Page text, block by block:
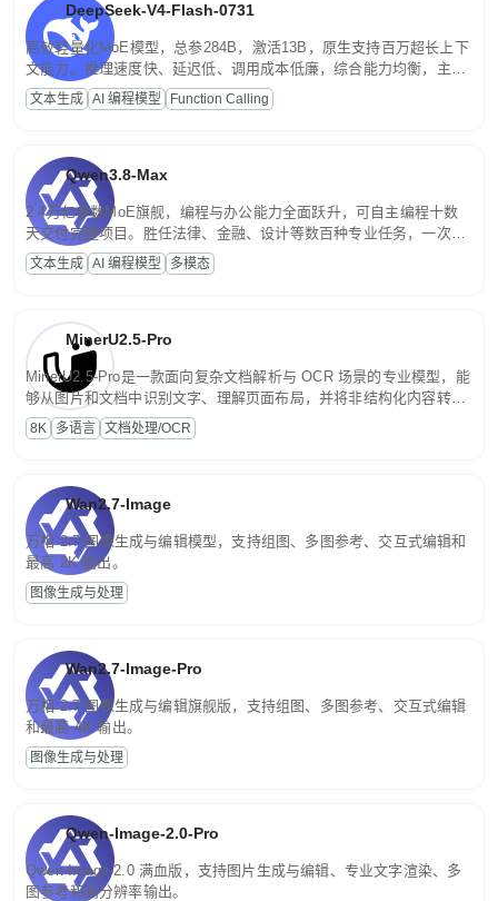
DeepSeek-V4-Flash-0731
高效轻量化MoE模型，总参284B，激活13B，原生支持百万超长上下
文能力。推理速度快、延迟低、调用成本低廉，综合能力均衡，主打
高并发、轻量化任务，适合日常对话、内容创作、基础 RAG、批量
文案处理等普惠刚需场景。
文本生成 AI 编程模型 Function Calling
Qwen3.8-Max
2.4万亿参数MoE旗舰，编程与办公能力全面跃升，可自主编程十数
天交付完整项目。胜任法律、金融、设计等数百种专业任务，一次对
话端到端交付生产级成果。原生视觉理解贯穿规划、执行与验证全流
程，支持超长文档与长视频的深度语义解析。长程任务中自主规划与
文本生成 AI 编程模型 多模态
MinerU2.5-Pro
MinerU2.5-Pro是一款面向复杂文档解析与 OCR 场景的专业模型，能
够从图片和文档中识别文字、理解页面布局，并将非结构化内容转换
为便于存储、检索和二次处理的结构化结果。
8K 多语言 文档处理/OCR
Wan2.7-Image
万相 2.7 图像生成与编辑模型，支持组图、多图参考、交互式编辑和
最高 2K 输出。
图像生成与处理
Wan2.7-Image-Pro
万相 2.7 图像生成与编辑旗舰版，支持组图、多图参考、交互式编辑
和最高 4K 输出。
图像生成与处理
Qwen-Image-2.0-Pro
Qwen-Image-2.0 满血版，支持图片生成与编辑、专业文字渲染、多
图参考和高分辨率输出。